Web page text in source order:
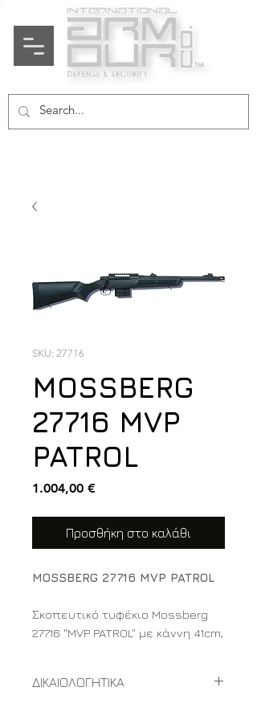
SKU: 27716
MOSSBERG
27716 MVP
PATROL
1.004,00 €Τιμή
Προσθήκη στο καλάθι
MOSSBERG 27716 MVP PATROL
Σκοπευτικό τυφέκιο Mossberg
27716 "MVP PATROL" με κάννη 41cm,
διαμετρήματος cal .223 REM,
ΔΙΚΑΙΟΛΟΓΗΤΙΚΑ